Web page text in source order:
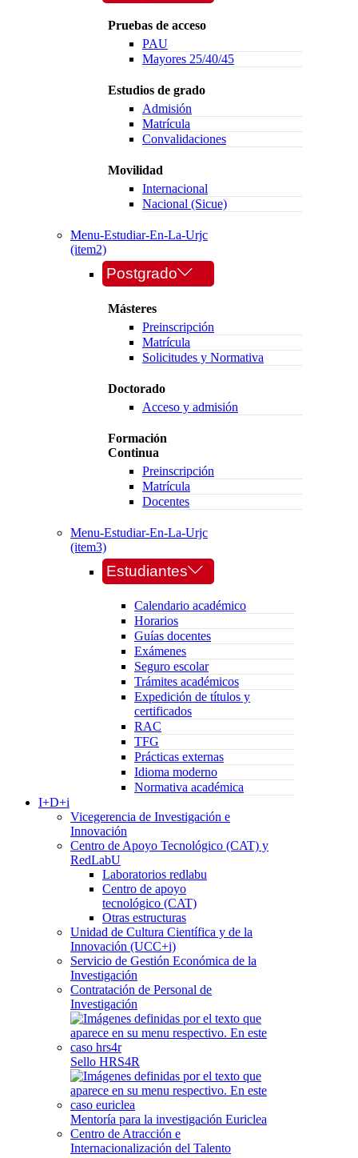
Pruebas de acceso
PAU
Mayores 25/40/45
Estudios de grado
Admisión
Matrícula
Convalidaciones
Movilidad
Internacional
Nacional (Sicue)
Menu-Estudiar-En-La-Urjc
(item2)
Postgrado
Másteres
Preinscripción
Matrícula
Solicitudes y Normativa
Doctorado
Acceso y admisión
Formación
Continua
Preinscripción
Matrícula
Docentes
Menu-Estudiar-En-La-Urjc
(item3)
Estudiantes
Calendario académico
Horarios
Guías docentes
Exámenes
Seguro escolar
Trámites académicos
Expedición de títulos y
certificados
RAC
TFG
Prácticas externas
Idioma moderno
Normativa académica
I+D+i
Vicegerencia de Investigación e
Innovación
Centro de Apoyo Tecnológico (CAT) y
RedLabU
Laboratorios redlabu
Centro de apoyo
tecnológico (CAT)
Otras estructuras
Unidad de Cultura Científica y de la
Innovación (UCC+i)
Servicio de Gestión Económica de la
Investigación
Contratación de Personal de
Investigación
Sello HRS4R
Mentoría para la investigación Euriclea
Centro de Atracción e
Internacionalización del Talento